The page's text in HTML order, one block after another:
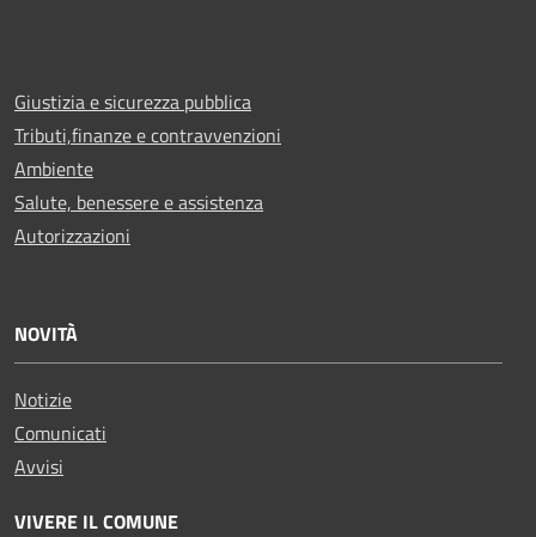
Giustizia e sicurezza pubblica
Tributi,finanze e contravvenzioni
Ambiente
Salute, benessere e assistenza
Autorizzazioni
NOVITÀ
Notizie
Comunicati
Avvisi
VIVERE IL COMUNE